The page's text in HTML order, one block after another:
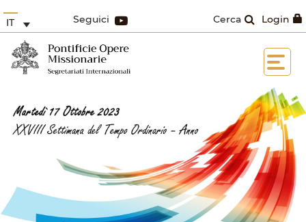
Login
Cerca
Seguici
IT